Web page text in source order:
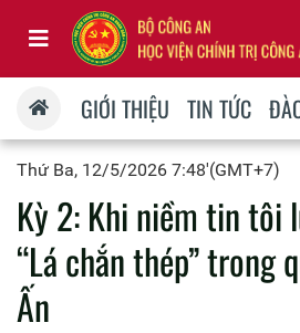
GIỚI THIỆU TIN TỨC
Thứ Ba, 12/5/2026 7:48'(GMT+7)
Kỳ 2: Khi niềm tin tôi
“Lá chắn thép” trong
Ấn